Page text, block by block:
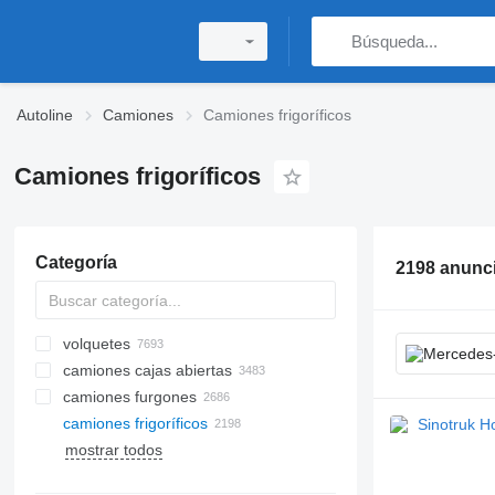
Autoline Camiones Camiones frigoríficos
Camiones frigoríficos
Categoría
volquetes
camiones cajas abiertas
camiones furgones
camiones frigoríficos
mostrar todos
2198